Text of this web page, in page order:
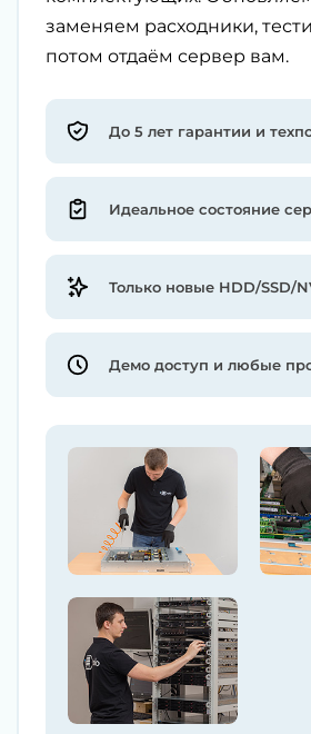
заменяем расходники,
потом отдаём сервер вам.
До 5 лет гарантии и
Идеальное состояние
Только новые HDD/SSD/
Демо доступ и любые